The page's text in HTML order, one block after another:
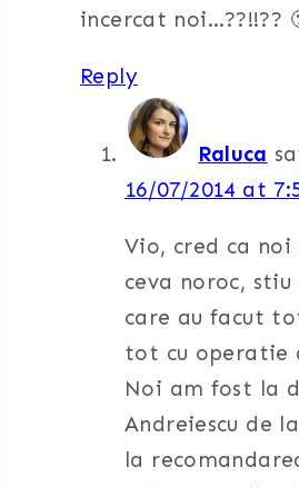
incercat noi…??!!??
Reply
Raluca
16/07/2014 at
Vio, cred ca noi
ceva noroc,
care au facut
tot cu operatie
Noi am fost la
Andreiescu de
la